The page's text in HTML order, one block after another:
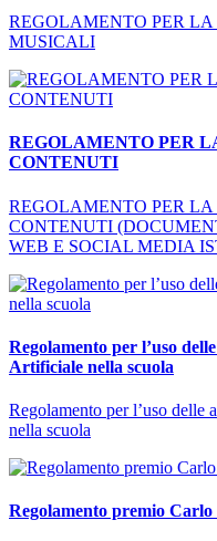
REGOLAMENTO PER
MUSICALI
REGOLAMENTO PER
CONTENUTI
REGOLAMENTO PER
CONTENUTI
WEB E SOCIAL MEDIA
Regolamento per l’uso
Artificiale nella scuola
Regolamento per l’uso
nella scuola
Regolamento premio